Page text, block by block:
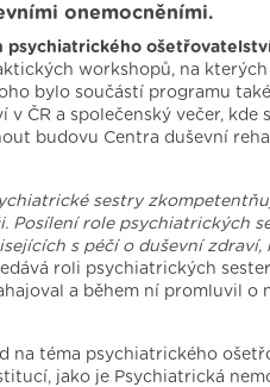
onemocněními.
psychiatrického
workshopů, na
bylo součástí programu
ČR a společenský večer,
budovu Centra duševní
sestry
Posílení role psychiatrických
s péčí o duševní
roli psychiatrických
a během ní promluvil
na téma psychiatrického
jako je Psychiatrická